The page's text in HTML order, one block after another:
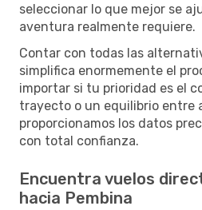
seleccionar lo que mejor se
aventura realmente requiere.
Contar con todas las
simplifica enormemente el
importar si tu prioridad es el
trayecto o un equilibrio entre
proporcionamos los datos
con total confianza.
Encuentra vuelos
hacia Pembina